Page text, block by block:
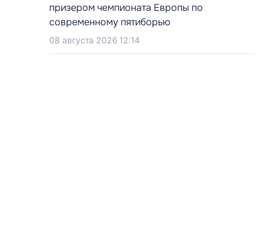
призером чемпионата Европы по
современному пятиборью
08 августа 2026 12:14